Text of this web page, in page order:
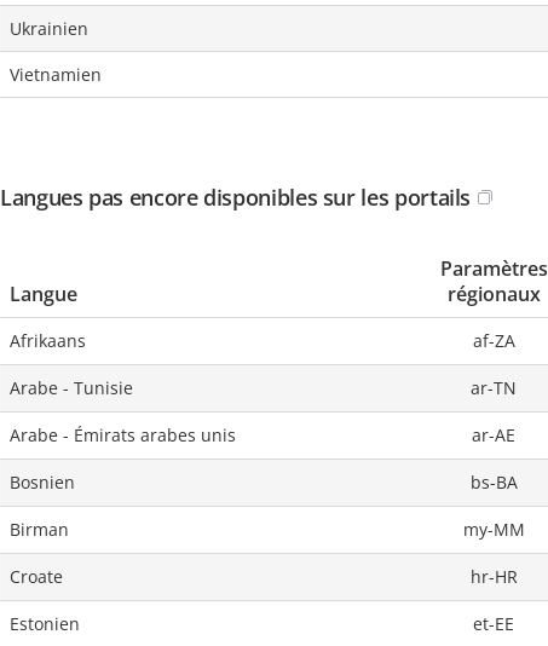
Ukrainien
Vietnamien
Langues pas encore disponibles sur les portails
Langue
Paramètres
régionaux
Afrikaans af-ZA
Arabe - Tunisie ar-TN
Arabe - Émirats arabes unis ar-AE
Bosnien bs-BA
Birman my-MM
Croate hr-HR
Estonien et-EE